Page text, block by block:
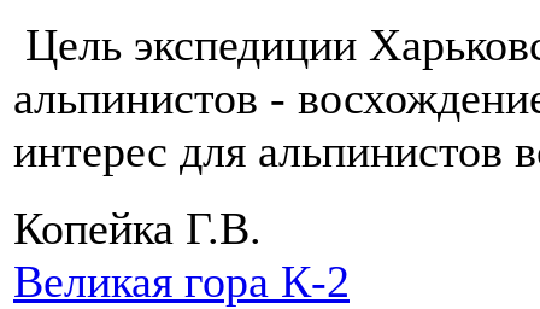
Цель экспедиции
альпинистов -
интерес для альпинистов
Копейка Г.В.
Великая гора К-2